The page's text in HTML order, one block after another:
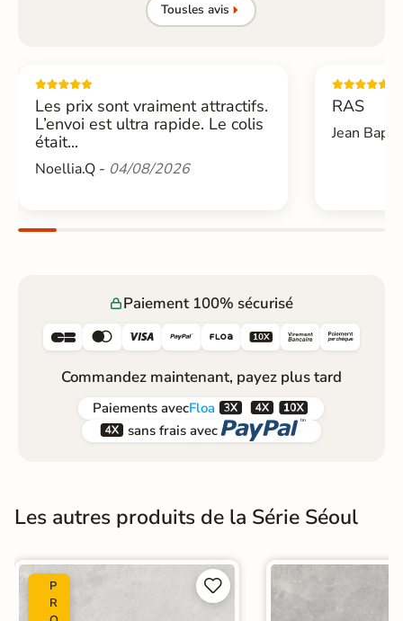
Tousles avis
Les prix sont vraiment attractifs.
L’envoi est ultra rapide. Le colis
était...
Noellia.Q - 04/08/2026
RAS
Jean
Paiement 100% sécurisé
     
Commandez maintenant, payez plus tard
Paiements avecFloa  
 sans frais avec 
Les autres produits de la Série Séoul
P
R

